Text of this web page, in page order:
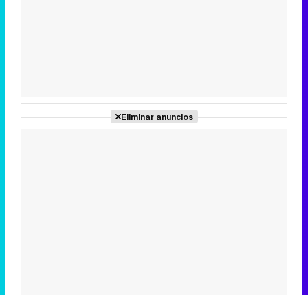
Eliminar anuncios